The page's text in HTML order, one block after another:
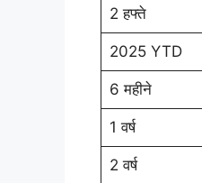
2 हफ्ते
2025 YTD
6 महीने
1 वर्ष
2 वर्ष